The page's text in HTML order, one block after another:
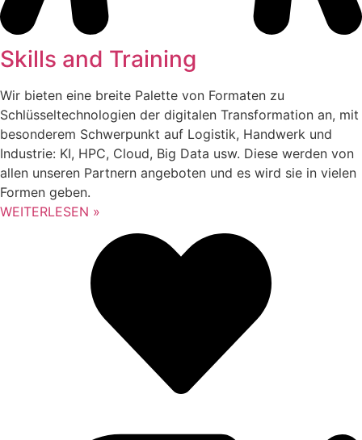
Skills and Training
Wir bieten eine breite Palette von Formaten zu
Schlüsseltechnologien der digitalen Transformation an, mit
besonderem Schwerpunkt auf Logistik, Handwerk und
Industrie: KI, HPC, Cloud, Big Data usw. Diese werden von
allen unseren Partnern angeboten und es wird sie in vielen
Formen geben.
WEITERLESEN »